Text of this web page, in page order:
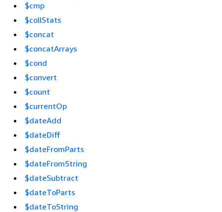
$cmp
$collStats
$concat
$concatArrays
$cond
$convert
$count
$currentOp
$dateAdd
$dateDiff
$dateFromParts
$dateFromString
$dateSubtract
$dateToParts
$dateToString